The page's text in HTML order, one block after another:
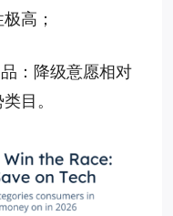
高；
：降级意愿相对
目。